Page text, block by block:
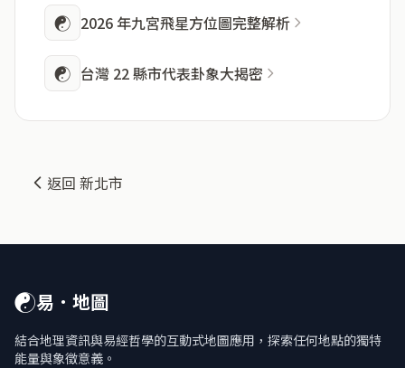
☯ 2026 年九宮飛星方位圖完整解析
☯ 台灣 22 縣市代表卦象大揭密
返回 新北市
☯易．地圖
結合地理資訊與易經哲學的互動式地圖應用，探索任何地點的獨特
能量與象徵意義。